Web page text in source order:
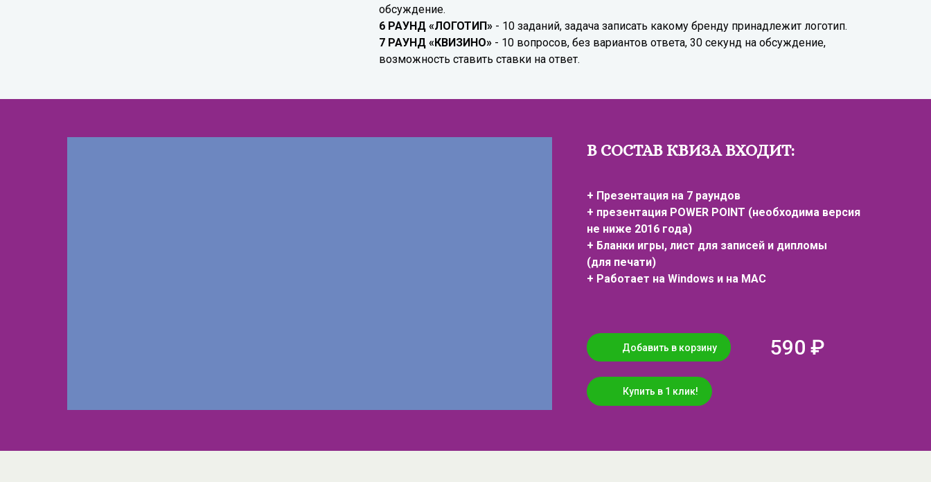
обсуждение.
6 РАУНД «ЛОГОТИП» - 10 заданий, задача записать какому бренду принадлежит логотип.
7 РАУНД «КВИЗИНО» - 10 вопросов, без вариантов ответа, 30 секунд на обсуждение,
возможность ставить ставки на ответ.
В СОСТАВ КВИЗА ВХОДИТ:
+ Презентация на 7 раундов
+ презентация POWER POINT (необходима версия
не ниже 2016 года)
+ Бланки игры, лист для записей и дипломы
(для печати)
+ Работает на Windows и на MAC
Добавить в корзину 590 ₽
Купить в 1 клик!